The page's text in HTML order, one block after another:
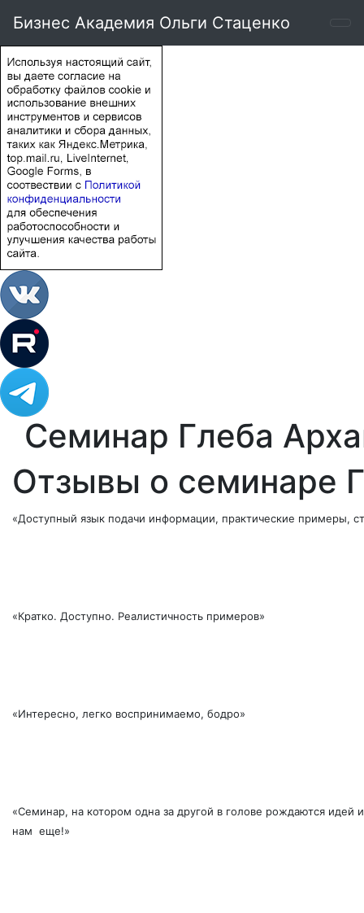
Бизнес Академия Ольги Стаценко
Семинар Глеба
Отзывы о семинаре
«Доступный язык подачи информации, практические примеры,
«Кратко. Доступно. Реалистичность примеров»
«Интересно, легко воспринимаемо, бодро»
«Семинар, на котором одна за другой в голове рождаются идей
нам еще!»